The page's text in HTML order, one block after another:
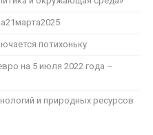
потихоньку
на 5 июля 2022 года –
и природных ресурсов